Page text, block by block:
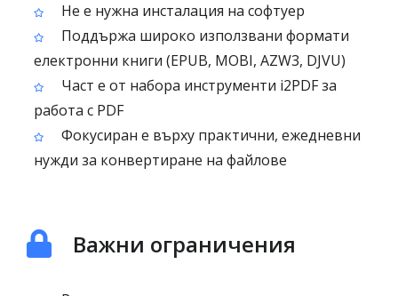
Не е нужна инсталация на софтуер
Поддържа широко използвани формати
електронни книги (EPUB, MOBI, AZW3, DJVU)
Част е от набора инструменти i2PDF за
работа с PDF
Фокусиран е върху практични, ежедневни
нужди за конвертиране на файлове
Важни ограничения